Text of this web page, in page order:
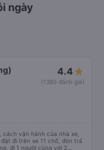
ngày
4.4
(1385 đánh giá)
vận hành của nhà xe,
đi 1 người cùng với 2